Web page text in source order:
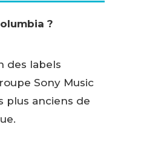
?
des labels
Sony Music
plus anciens de